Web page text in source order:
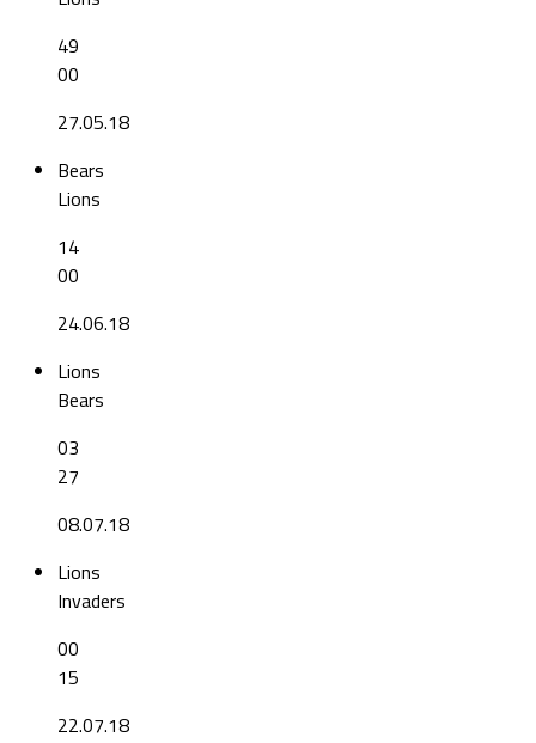
49
00
27.05.18
Bears
Lions
14
00
24.06.18
Lions
Bears
03
27
08.07.18
Lions
Invaders
00
15
22.07.18